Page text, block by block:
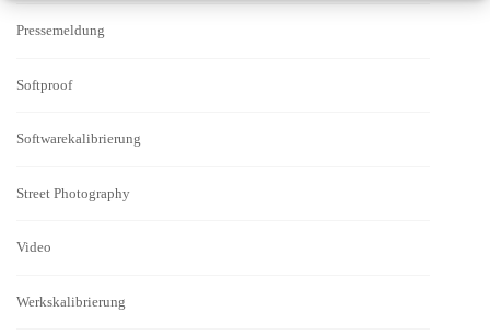
Pressemeldung
Softproof
Softwarekalibrierung
Street Photography
Video
Werkskalibrierung